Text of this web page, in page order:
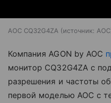
AOC CQ32G4ZA источник: AOC
Компания AGON by AOC
монитор CQ32G4ZA с
разрешения и частоты
первой моделью AOC с